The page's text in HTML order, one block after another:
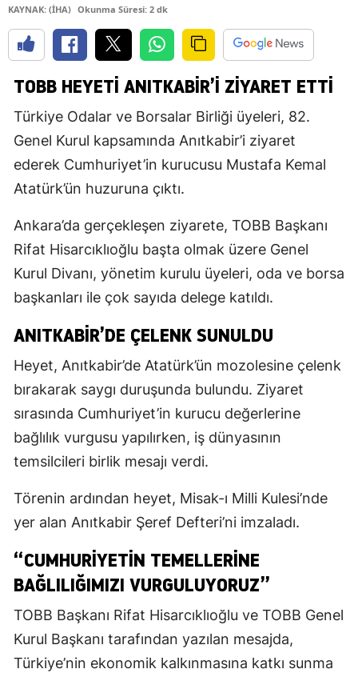
KAYNAK: (İHA) Okunma Süresi: 2 dk
TOBB HEYETI ANITKABIR’I ZIYARET ETTI
Türkiye Odalar ve Borsalar Birliği üyeleri, 82.
Genel Kurul kapsamında Anıtkabir’i ziyaret
ederek Cumhuriyet’in kurucusu Mustafa Kemal
Atatürk’ün huzuruna çıktı.
Ankara’da gerçekleşen ziyarete, TOBB Başkanı
Rifat Hisarcıklıoğlu başta olmak üzere Genel
Kurul Divanı, yönetim kurulu üyeleri, oda ve borsa
başkanları ile çok sayıda delege katıldı.
ANITKABIR’DE ÇELENK SUNULDU
Heyet, Anıtkabir’de Atatürk’ün mozolesine çelenk
bırakarak saygı duruşunda bulundu. Ziyaret
sırasında Cumhuriyet’in kurucu değerlerine
bağlılık vurgusu yapılırken, iş dünyasının
temsilcileri birlik mesajı verdi.
Törenin ardından heyet, Misak-ı Milli Kulesi’nde
yer alan Anıtkabir Şeref Defteri’ni imzaladı.
“CUMHURIYETIN TEMELLERINE
BAĞLILIĞIMIZI VURGULUYORUZ”
TOBB Başkanı Rifat Hisarcıklıoğlu ve TOBB Genel
Kurul Başkanı tarafından yazılan mesajda,
Türkiye’nin ekonomik kalkınmasına katkı sunma